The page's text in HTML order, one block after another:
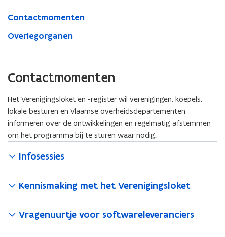
Contactmomenten
Overlegorganen
Contactmomenten
Het Verenigingsloket en -register wil verenigingen, koepels,
lokale besturen en Vlaamse overheidsdepartementen
informeren over de ontwikkelingen en regelmatig afstemmen
om het programma bij te sturen waar nodig.
Infosessies
Kennismaking met het Verenigingsloket
Vragenuurtje voor softwareleveranciers